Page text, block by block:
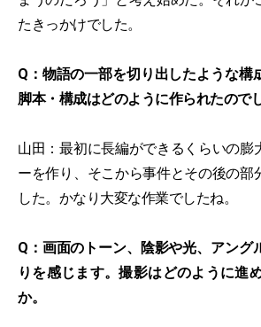
たきっかけでした。
Q：物語の一部を切り出したような構
脚本・構成はどのように作られたので
山田：最初に長編ができるくらいの膨
ーを作り、そこから事件とその後の部
した。かなり大変な作業でしたね。
Q：画面のトーン、陰影や光、アング
りを感じます。撮影はどのように進
か。